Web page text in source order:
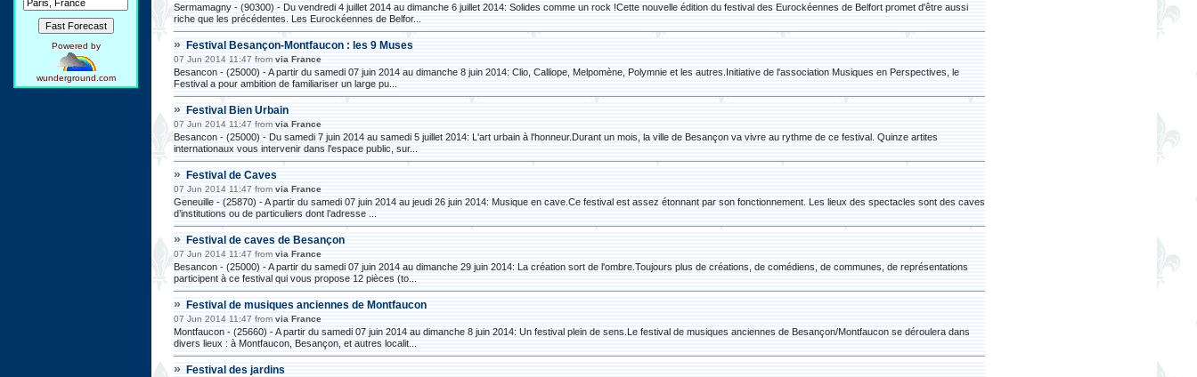
Powered by
wunderground.com
Sermamagny - (90300) - Du vendredi 4 juillet 2014 au dimanche 6 juillet 2014: Solides comme un rock !Cette nouvelle édition du festival des Eurockéennes de Belfort promet d'être aussi
riche que les précédentes. Les Eurockéennes de Belfor...
» Festival Besançon-Montfaucon : les 9 Muses
07 Jun 2014 11:47 from via France
Besancon - (25000) - A partir du samedi 07 juin 2014 au dimanche 8 juin 2014: Clio, Calliope, Melpomène, Polymnie et les autres.Initiative de l'association Musiques en Perspectives, le
Festival a pour ambition de familiariser un large pu...
» Festival Bien Urbain
07 Jun 2014 11:47 from via France
Besancon - (25000) - Du samedi 7 juin 2014 au samedi 5 juillet 2014: L'art urbain à l'honneur.Durant un mois, la ville de Besançon va vivre au rythme de ce festival. Quinze artites
internationaux vous intervenir dans l'espace public, sur...
» Festival de Caves
07 Jun 2014 11:47 from via France
Geneuille - (25870) - A partir du samedi 07 juin 2014 au jeudi 26 juin 2014: Musique en cave.Ce festival est assez étonnant par son fonctionnement. Les lieux des spectacles sont des caves
d’institutions ou de particuliers dont l’adresse ...
» Festival de caves de Besançon
07 Jun 2014 11:47 from via France
Besancon - (25000) - A partir du samedi 07 juin 2014 au dimanche 29 juin 2014: La création sort de l'ombre.Toujours plus de créations, de comédiens, de communes, de représentations
participent à ce festival qui vous propose 12 pièces (to...
» Festival de musiques anciennes de Montfaucon
07 Jun 2014 11:47 from via France
Montfaucon - (25660) - A partir du samedi 07 juin 2014 au dimanche 8 juin 2014: Un festival plein de sens.Le festival de musiques anciennes de Besançon/Montfaucon se déroulera dans
divers lieux : à Montfaucon, Besançon, et autres localit...
» Festival des jardins